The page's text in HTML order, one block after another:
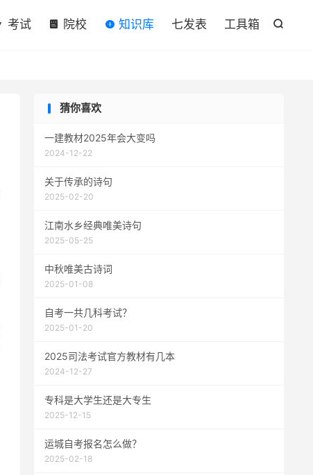

考试 院校 知识库 七发表 工具箱
猜你喜欢
一建教材2025年会大变吗
2024-12-22
关于传承的诗句
2025-02-20
江南水乡经典唯美诗句
2025-05-25
中秋唯美古诗词
2025-01-08
自考一共几科考试？
2025-01-20
2025司法考试官方教材有几本
2024-12-27
专科是大学生还是大专生
2025-12-15
运城自考报名怎么做？
2025-02-18